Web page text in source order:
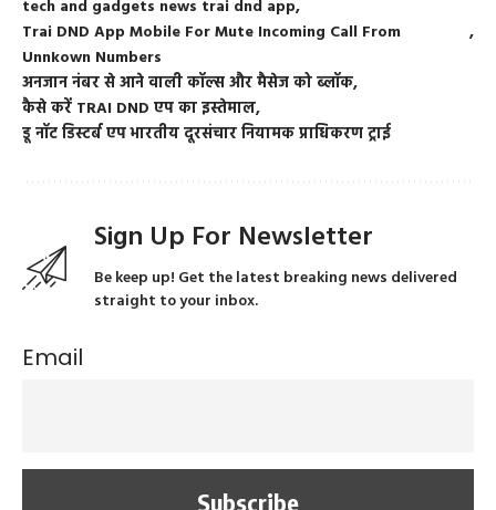
tech and gadgets news trai dnd app
Trai DND App Mobile For Mute Incoming Call From
Unnkown Numbers
अनजान नंबर से आने वाली कॉल्स और मैसेज को ब्लॉक
कैसे करें TRAI DND एप का इस्तेमाल
डू नॉट डिस्टर्ब एप भारतीय दूरसंचार नियामक प्राधिकरण ट्राई
Sign Up For Newsletter
Be keep up! Get the latest breaking news delivered
straight to your inbox.
Email